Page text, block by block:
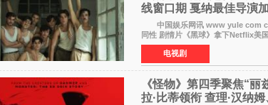
线窗口期 戛纳最佳导演
中国娱乐网讯 www yule com cn
同性 剧情片《黑球》拿下Netflix
片最新定档今年10月16日美国影院
电视剧
《怪物》第四季聚焦“丽
拉·比蒂领衔 查理·汉纳姆